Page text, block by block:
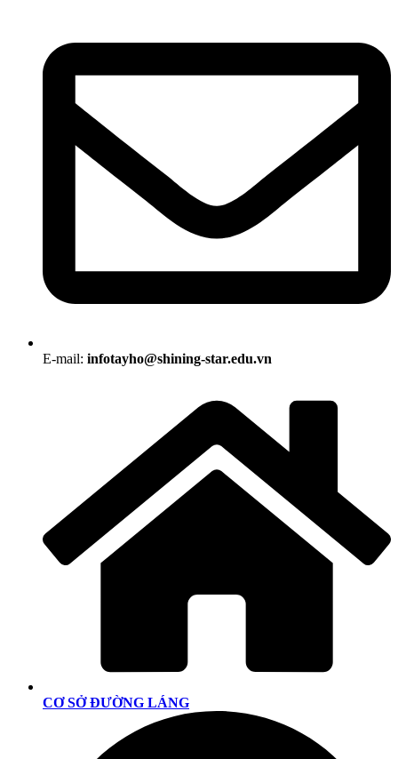
E-mail: infotayho@shining-star.edu.vn
CƠ SỞ ĐƯỜNG LÁNG